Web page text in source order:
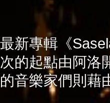
最新專輯《
次的起點由阿洛
的音樂家們則藉